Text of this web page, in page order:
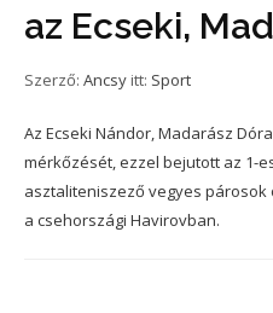
az Ecseki,
Szerző: Ancsy itt: Sport
Az Ecseki Nándor, Madarász
mérkőzését, ezzel bejutott az 1-
asztaliteniszező vegyes
a csehországi Havirovban.